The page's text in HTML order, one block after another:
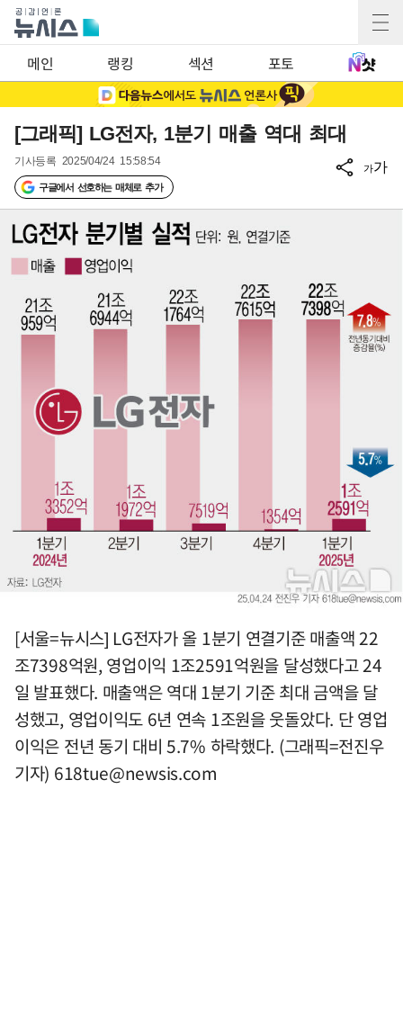
메인 랭킹 섹션 포토
[그래픽] LG전자, 1분기 매출 역대 최대
기사등록 2025/04/24 15:58:54
구글에서 선호하는 매체로 추가
가가
[서울=뉴시스] LG전자가 올 1분기 연결기준 매출액 22
조7398억원, 영업이익 1조2591억원을 달성했다고 24
일 발표했다. 매출액은 역대 1분기 기준 최대 금액을 달
성했고, 영업이익도 6년 연속 1조원을 웃돌았다. 단 영업
이익은 전년 동기 대비 5.7% 하락했다. (그래픽=전진우
기자) 618tue@newsis.com